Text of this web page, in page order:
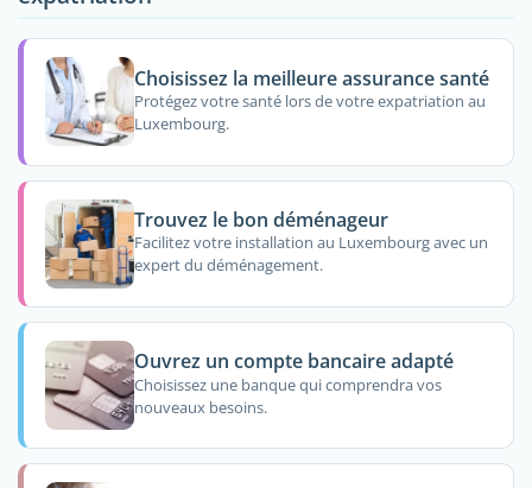
Choisissez la meilleure assurance santé
Protégez votre santé lors de votre expatriation au
Luxembourg.
Trouvez le bon déménageur
Facilitez votre installation au Luxembourg avec un
expert du déménagement.
Ouvrez un compte bancaire adapté
Choisissez une banque qui comprendra vos
nouveaux besoins.